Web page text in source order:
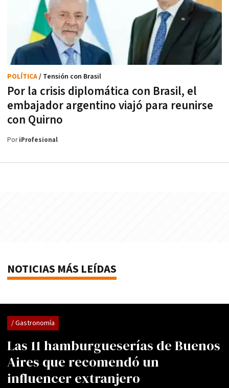
Por la crisis diplomática con Brasil, el
embajador argentino viajó para reunirse
con Quirno
POLÍTICA/ Tensión con Brasil
PoriProfesional
NOTICIAS MÁS LEÍDAS
Las 11 hamburgueserías de Buenos
Aires que recomendó un
influencer extranjero
/ Gastronomía